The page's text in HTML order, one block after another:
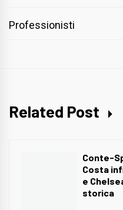
Professionisti
Related Post
Conte-
Costa
e
storica